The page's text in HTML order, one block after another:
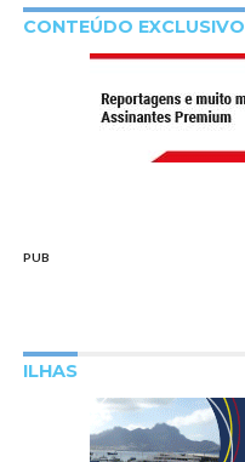
CONTEÚDO EXCLUSIVO
PUB
ILHAS